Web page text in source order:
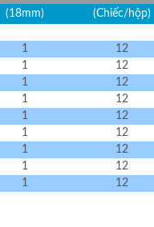
(18mm) (Chiếc/hộp)
1 12
1 12
1 12
1 12
1 12
1 12
1 12
1 12
1 12